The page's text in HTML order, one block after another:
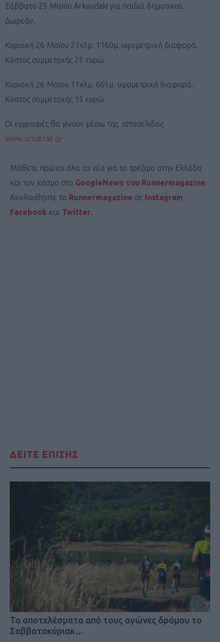
Σάββατο 25 Μαϊου Arkoudaki για παιδιά δημοτικού.
Δωρεάν.
Κυριακή 26 Μαϊου 21χλμ. 1160μ. υψομετρική διαφορά.
Κόστος συμμετοχής 25 ευρώ.
Κυριακή 26 Μαϊου 11χλμ. 665μ. υψομετρική διαφορά.
Κόστος συμμετοχής 15 ευρώ.
Οι εγγραφές θα γίνουν μέσω της ιστοσελιδας
www.ursatrail.gr
Μάθετε πρώτοι όλα τα νέα για το τρέξιμο στην Ελλάδα
και τον κόσμο στο GoogleNews του Runnermagazine.
Ακολουθήστε το Runnermagazine σε Instagram,
Facebook και Twitter.
ΔΕΙΤΕ ΕΠΙΣΗΣ
Τα αποτελέσματα από τους αγώνες δρόμου το
Σαββατοκύριακ…